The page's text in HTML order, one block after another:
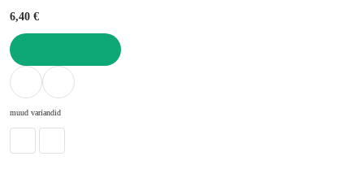
6,40 €
LISA OSTUKORVI
muud variandid